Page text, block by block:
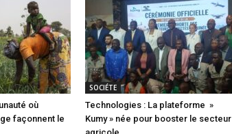
où
façonnent le
SOCIÉTE
Technologies : La plateforme »
Kumy » née pour booster le secteur